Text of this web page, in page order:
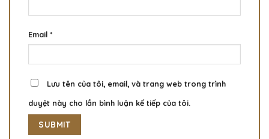
Email *
Lưu tên của tôi, email, và trang web trong trình
duyệt này cho lần bình luận kế tiếp của tôi.